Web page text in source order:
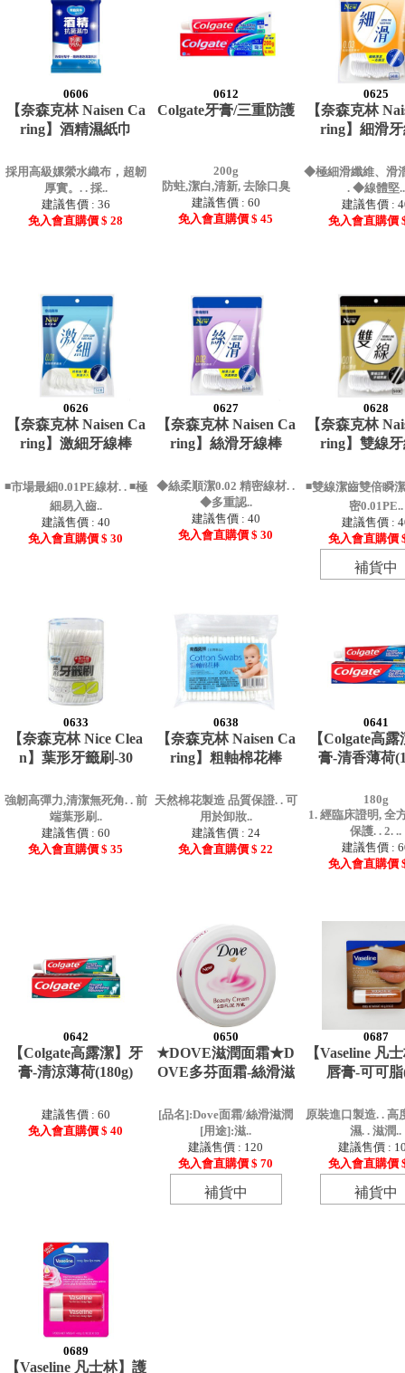
0606
【奈森克林 Naisen Ca
ring】酒精濕紙巾
採用高級嫘縈水織布，超韌
厚實。. . 採..
建議售價 : 36
免入會直購價 $ 28
0612
Colgate牙膏/三重防護
200g
防蛀,潔白,清新, 去除口臭
建議售價 : 60
免入會直購價 $ 45
0625
【奈森克林
ring】細滑
◆極細滑纖維、滑
. ◆線體堅..
建議售價 :
免入會直購價
0626
【奈森克林 Naisen Ca
ring】激細牙線棒
◾️市場最細0.01PE線材. . ◾️極
細易入齒..
建議售價 : 40
免入會直購價 $ 30
0627
【奈森克林 Naisen Ca
ring】絲滑牙線棒
◆絲柔順潔0.02 精密線材. .
◆多重認..
建議售價 : 40
免入會直購價 $ 30
0628
【奈森克林
ring】雙線
◾️雙線潔齒雙倍瞬潔
密0.01PE..
建議售價 :
免入會直購價
補貨中
0633
【奈森克林 Nice Clea
n】葉形牙籤刷-30
強韌高彈力,清潔無死角. . 前
端葉形刷..
建議售價 : 60
免入會直購價 $ 35
0638
【奈森克林 Naisen Ca
ring】粗軸棉花棒
天然棉花製造 品質保證. . 可
用於卸妝..
建議售價 : 24
免入會直購價 $ 22
0641
【Colgate高
膏-清香薄荷
180g
1. 經臨床證明, 全
保護. . 2. ..
建議售價 :
免入會直購價
0642
【Colgate高露潔】牙
膏-清涼薄荷(180g)
建議售價 : 60
免入會直購價 $ 40
0650
★DOVE滋潤面霜★D
OVE多芬面霜-絲滑滋
[品名]:Dove面霜/絲滑滋潤
[用途]:滋..
建議售價 : 120
免入會直購價 $ 70
補貨中
0687
【Vaseline 凡
唇膏-可可脂
原裝進口製造. . 高
濕. . 滋潤..
建議售價 :
免入會直購價
補貨中
0689
【Vaseline 凡士林】護